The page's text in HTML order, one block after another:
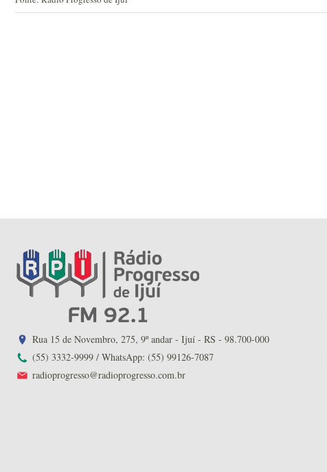
Rua 15 de Novembro, 275, 9º andar - Ijuí - RS - 98.700-000
(55) 3332-9999 / WhatsApp: (55) 99126-7087
radioprogresso@radioprogresso.com.br